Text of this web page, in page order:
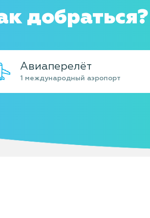
добраться?
Авиаперелёт
1 международный аэропорт